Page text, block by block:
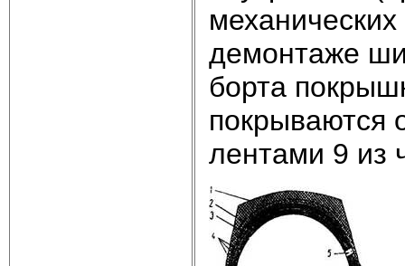
демонтаже
борта
покрываются
лентами 9 из